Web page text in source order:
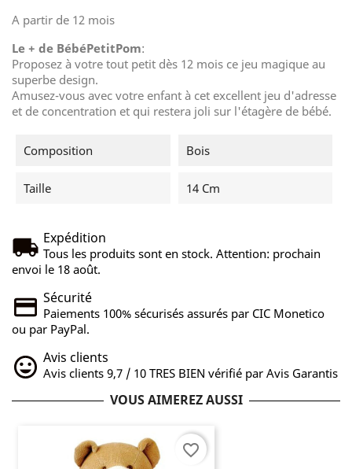
A partir de 12 mois
Le + de BébéPetitPom:
Proposez à votre tout petit dès 12 mois ce jeu magique au
superbe design.
Amusez-vous avec votre enfant à cet excellent jeu d'adresse
et de concentration et qui restera joli sur l'étagère de bébé.
Composition Bois
Taille 14 Cm
Expédition
Tous les produits sont en stock. Attention: prochain
envoi le 18 août.
Sécurité
Paiements 100% sécurisés assurés par CIC Monetico
ou par PayPal.
Avis clients
Avis clients 9,7 / 10 TRES BIEN vérifié par Avis Garantis
VOUS AIMEREZ AUSSI
favorite_border